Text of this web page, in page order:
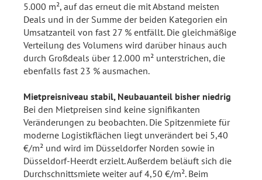
5.000 m², auf das erneut die mit Abstand meisten
Deals und in der Summe der beiden Kategorien ein
Umsatzanteil von fast 27 % entfällt. Die gleichmäßige
Verteilung des Volumens wird darüber hinaus auch
durch Großdeals über 12.000 m² unterstrichen, die
ebenfalls fast 23 % ausmachen.
Mietpreisniveau stabil, Neubauanteil bisher niedrig
Bei den Mietpreisen sind keine signifikanten
Veränderungen zu beobachten. Die Spitzenmiete für
moderne Logistikflächen liegt unverändert bei 5,40
€/m² und wird im Düsseldorfer Norden sowie in
Düsseldorf-Heerdt erzielt. Außerdem beläuft sich die
Durchschnittsmiete weiter auf 4,50 €/m². Beim